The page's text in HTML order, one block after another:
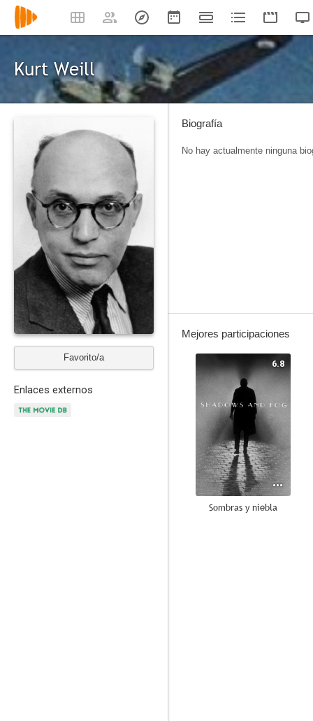
Kurt Weill
Favorito/a
Enlaces externos
Biografía
No hay actualmente ninguna
Mejores participaciones
6.8
Sombras y niebla